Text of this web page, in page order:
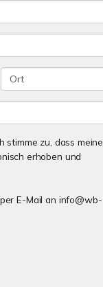
stimme zu, dass meine
erhoben und
E-Mail an info@wb-